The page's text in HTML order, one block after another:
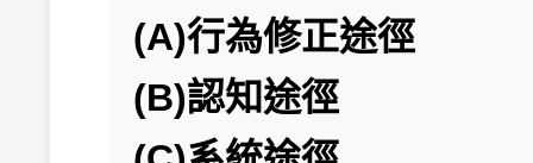
(A)行為修正途徑
(B)認知途徑